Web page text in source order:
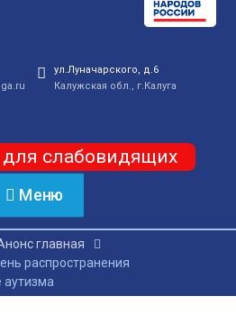
ул.Луначарского, д.6
Калужская обл., г.Калуга
для слабовидящих
Меню
главная
распространения